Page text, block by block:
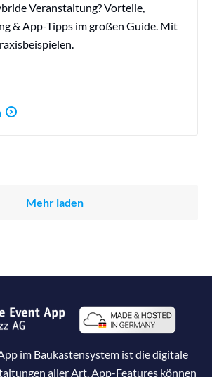
Veranstaltung? Vorteile,
& App-Tipps im großen Guide. Mit
Mehr laden
im Baukastensystem ist die digitale
aller Art. App-Features können